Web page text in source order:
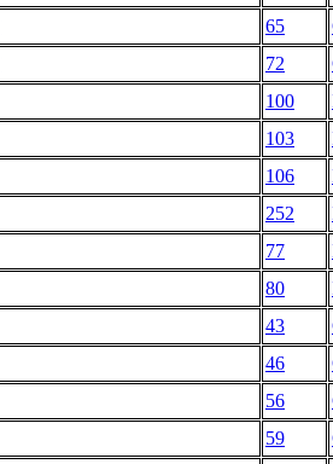
65
72
100
103
106
252
77
80
43
46
56
59